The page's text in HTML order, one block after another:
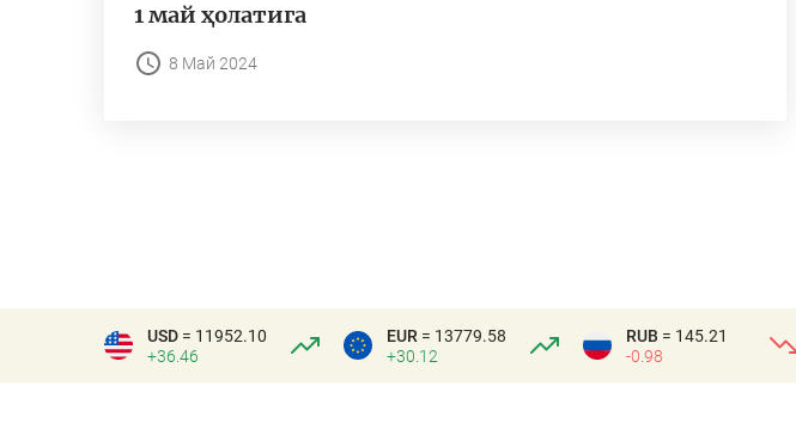
1 май ҳолатига
8 Май 2024
USD = 11952.10
+36.46
EUR = 13779.58
+30.12
RUB = 145.21
-0.98